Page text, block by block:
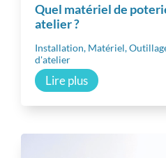
Quel matériel de
atelier ?
Installation, Matériel,
d'atelier
Lire plus